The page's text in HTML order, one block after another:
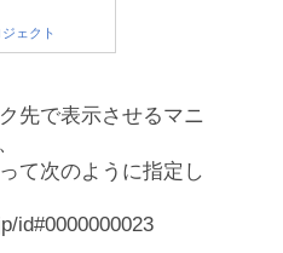
先で表示させるマニ
て次のように指定し
id#0000000023